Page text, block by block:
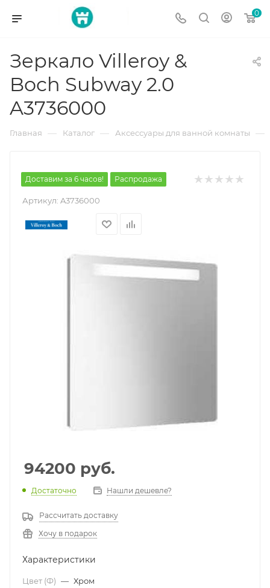
0
Зеркало Villeroy &
Boch Subway 2.0
A3736000
Главная — Каталог — Аксессуары для ванной комнаты —
Доставим за 6 часов! Распродажа
Артикул: A3736000
94200 руб.
Достаточно Нашли дешевле?
Рассчитать доставку
Хочу в подарок
Характеристики
Цвет (Ф) — Хром